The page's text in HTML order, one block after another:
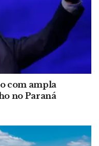
com ampla
no Paraná